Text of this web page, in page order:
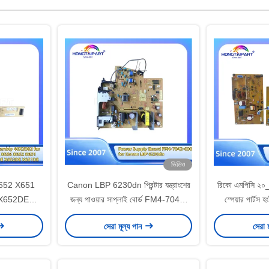
X651
কার্ড
পাওয়ার
ভিডিও
Canon LBP 6230dn প্রিন্টার যন্ত্রাংশের
জন্য পাওয়ার সাপ্লাই বোর্ড FM4-7042-
000 Hongtaipart
সেরা মূল্য পান
রিকো এমপিসি
স্পেয়ার পার্টস
সেরা